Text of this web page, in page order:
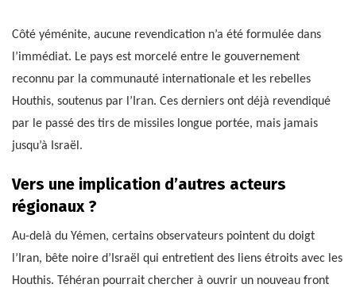
Côté yéménite, aucune revendication n’a été formulée dans
l’immédiat. Le pays est morcelé entre le gouvernement
reconnu par la communauté internationale et les rebelles
Houthis, soutenus par l’Iran. Ces derniers ont déjà revendiqué
par le passé des tirs de missiles longue portée, mais jamais
jusqu’à Israël.
Vers une implication d’autres acteurs
régionaux ?
Au-delà du Yémen, certains observateurs pointent du doigt
l’Iran, bête noire d’Israël qui entretient des liens étroits avec les
Houthis. Téhéran pourrait chercher à ouvrir un nouveau front